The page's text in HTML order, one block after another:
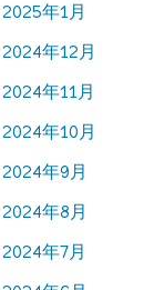
2025年1月
2024年12月
2024年11月
2024年10月
2024年9月
2024年8月
2024年7月